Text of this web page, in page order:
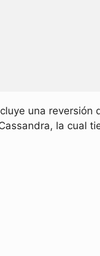
una
la cual